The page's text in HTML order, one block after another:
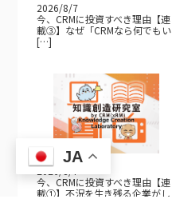
2026/8/7
今、CRMに投資すべき理由【連
載③】なぜ「CRMなら何でもい
[…]
2026/8/7
今、CRMに投資すべき理由【連
載①】不況を生き残る企業がし
JA